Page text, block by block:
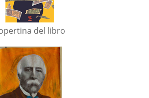
del libro